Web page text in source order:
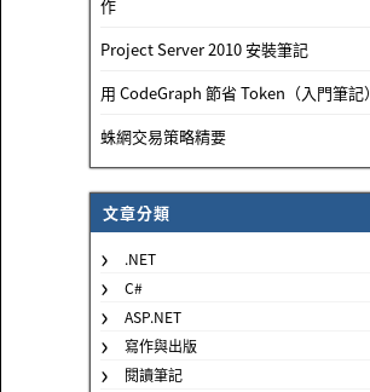
作
Project Server 2010 安裝筆記
用 CodeGraph 節省 Token（入門筆記）
蛛網交易策略精要
文章分類
.NET
C#
ASP.NET
寫作與出版
閱讀筆記